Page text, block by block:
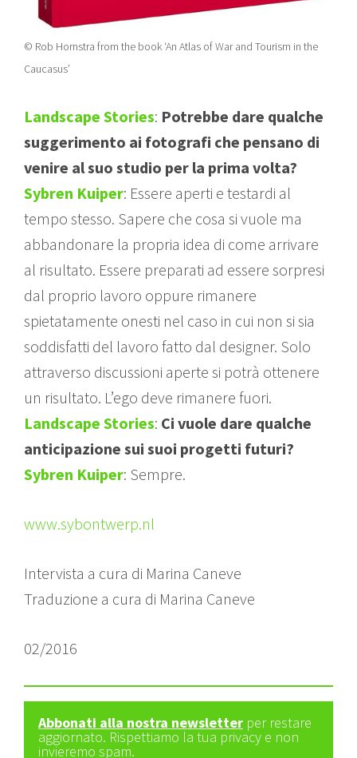
© Rob Hornstra from the book ‘An Atlas of War and Tourism in the
Caucasus’
Landscape Stories: Potrebbe dare qualche
suggerimento ai fotografi che pensano di
venire al suo studio per la prima volta?
Sybren Kuiper: Essere aperti e testardi al
tempo stesso. Sapere che cosa si vuole ma
abbandonare la propria idea di come arrivare
al risultato. Essere preparati ad essere sorpresi
dal proprio lavoro oppure rimanere
spietatamente onesti nel caso in cui non si sia
soddisfatti del lavoro fatto dal designer. Solo
attraverso discussioni aperte si potrà ottenere
un risultato. L’ego deve rimanere fuori.
Landscape Stories: Ci vuole dare qualche
anticipazione sui suoi progetti futuri?
Sybren Kuiper: Sempre.
www.sybontwerp.nl
Intervista a cura di Marina Caneve
Traduzione a cura di Marina Caneve
02/2016
Abbonati alla nostra newsletter per restare
aggiornato. Rispettiamo la tua privacy e non
invieremo spam.